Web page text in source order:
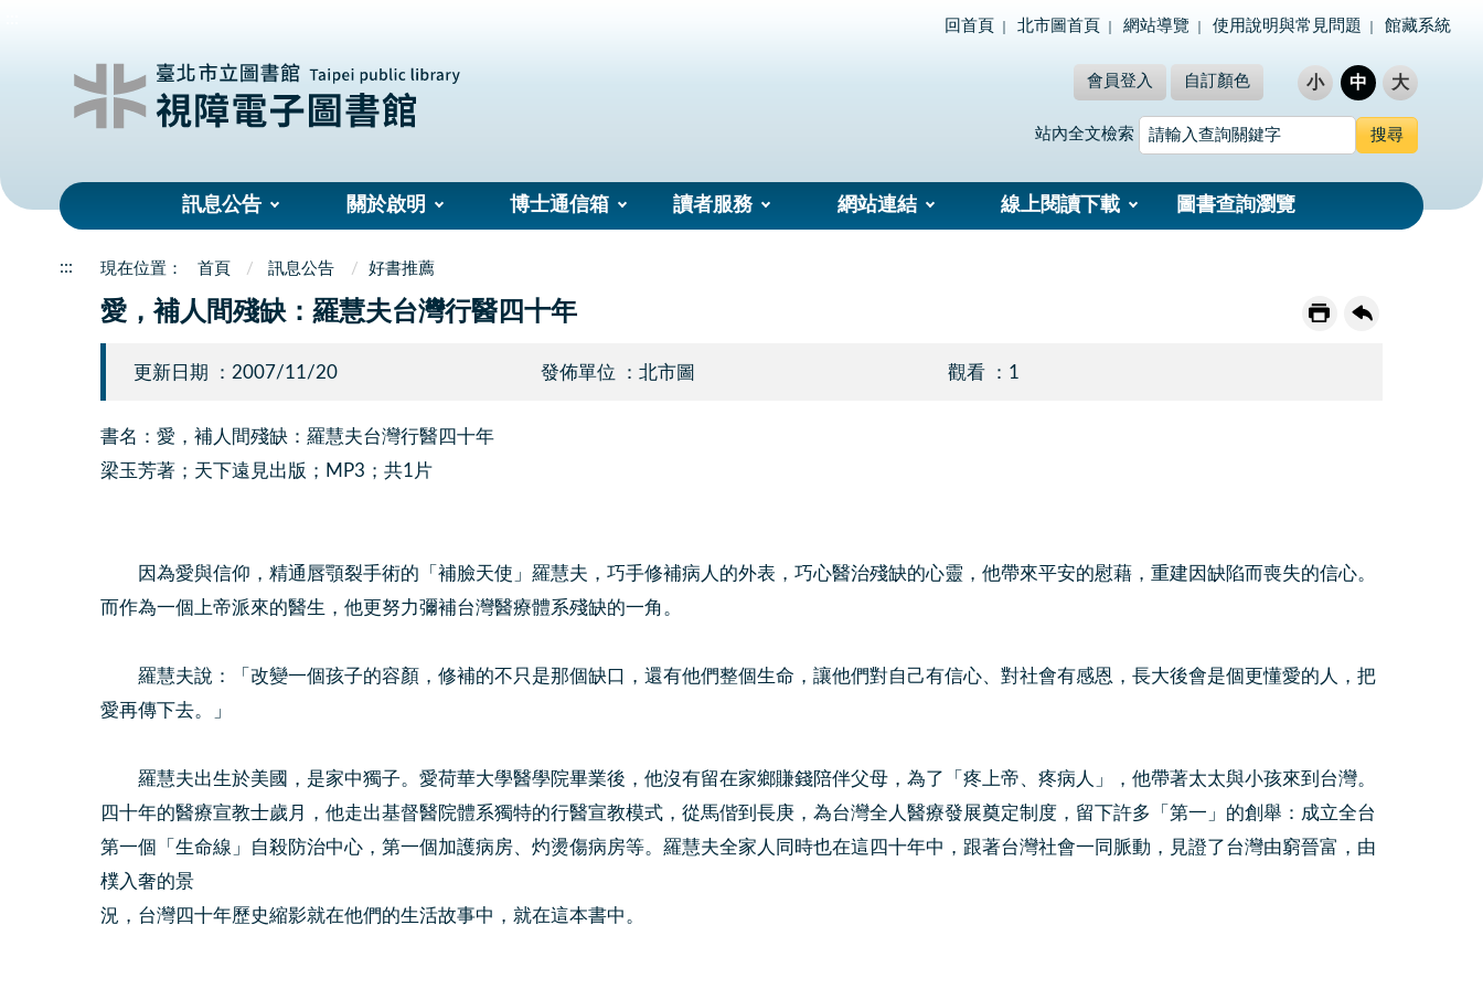
回首頁 北市圖首頁 網站導覽 使用說明與常見問題 館藏系統
會員登入 自訂顏色 小 中 大
站內全文檢索
訊息公告 關於啟明 博士通信箱 讀者服務 網站連結 線上閱讀下載 圖書查詢瀏覽
::: 首頁 訊息公告 好書推薦
愛，補人間殘缺：羅慧夫台灣行醫四十年
更新日期 ：2007/11/20 發佈單位 ：北市圖 觀看 ：1
書名：愛，補人間殘缺：羅慧夫台灣行醫四十年
梁玉芳著；天下遠見出版；MP3；共1片
因為愛與信仰，精通唇顎裂手術的「補臉天使」羅慧夫，巧手修補病人的外表，巧心醫治殘缺的心靈，他帶來平安的慰藉，重建因缺陷而喪失的信心。
而作為一個上帝派來的醫生，他更努力彌補台灣醫療體系殘缺的一角。
羅慧夫說：「改變一個孩子的容顏，修補的不只是那個缺口，還有他們整個生命，讓他們對自己有信心、對社會有感恩，長大後會是個更懂愛的人，把
愛再傳下去。」
羅慧夫出生於美國，是家中獨子。愛荷華大學醫學院畢業後，他沒有留在家鄉賺錢陪伴父母，為了「疼上帝、疼病人」，他帶著太太與小孩來到台灣。
四十年的醫療宣教士歲月，他走出基督醫院體系獨特的行醫宣教模式，從馬偕到長庚，為台灣全人醫療發展奠定制度，留下許多「第一」的創舉：成立全台
第一個「生命線」自殺防治中心，第一個加護病房、灼燙傷病房等。羅慧夫全家人同時也在這四十年中，跟著台灣社會一同脈動，見證了台灣由窮晉富，由
樸入奢的景
況，台灣四十年歷史縮影就在他們的生活故事中，就在這本書中。